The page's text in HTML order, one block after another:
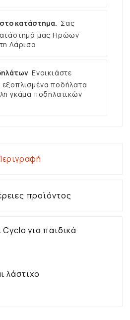
στο κατάστημα. Σας
μας Ηρώων
Λάρισα
Ενοικιάστε
ποδήλατα
γκάμα ποδηλατικών
προϊόντος
για παιδικά
λάστιχο